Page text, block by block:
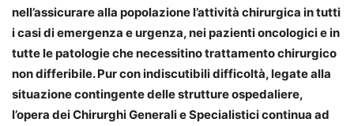
nell’assicurare alla popolazione l’attività chirurgica in tutti
i casi di emergenza e urgenza, nei pazienti oncologici e in
tutte le patologie che necessitino trattamento chirurgico
non differibile. Pur con indiscutibili difficoltà, legate alla
situazione contingente delle strutture ospedaliere,
l’opera dei Chirurghi Generali e Specialistici continua ad